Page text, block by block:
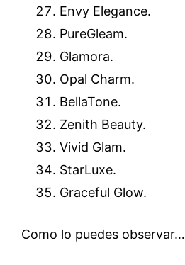
Envy Elegance.
PureGleam.
Glamora.
Opal Charm.
BellaTone.
Zenith Beauty.
Vivid Glam.
StarLuxe.
Graceful Glow.
Como lo puedes observar…